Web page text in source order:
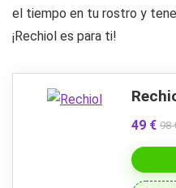
el tiempo en tu rostro y
¡Rechiol es para ti!
49 € 98